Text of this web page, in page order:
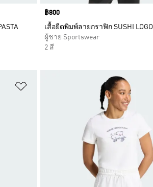
Price
฿800
เสื้อยืดพิมพ์ลายกราฟิก SUSHI LOGO
ผู้ชาย Sportswear
2 สี
เพิ่มไปยังรายการสินค้าโปรด